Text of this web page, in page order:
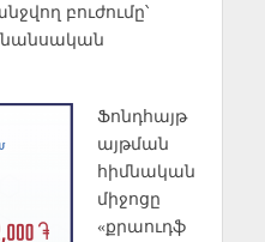
բուժումը՝
Ֆոնդհայթ
այթման
հիմնական
միջոցը
«քրաուդֆ